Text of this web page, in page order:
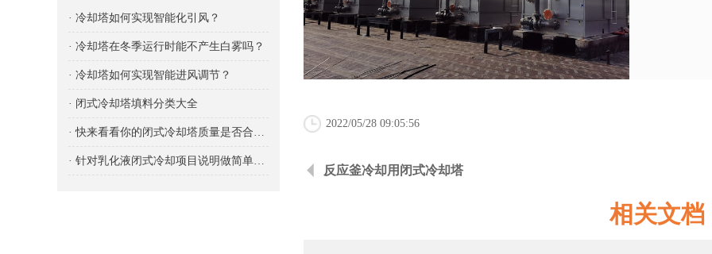
· 冷却塔如何实现智能化引风？
· 冷却塔在冬季运行时能不产生白雾吗？
· 冷却塔如何实现智能进风调节？
· 闭式冷却塔填料分类大全
· 快来看看你的闭式冷却塔质量是否合格吧
· 针对乳化液闭式冷却项目说明做简单说明
2022/05/28 09:05:56
反应釜冷却用闭式冷却塔
相关文档